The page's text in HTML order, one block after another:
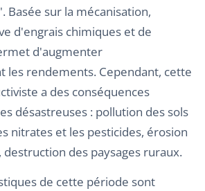
Basée sur la mécanisation,
d'engrais chimiques et de
d'augmenter
les rendements. Cependant, cette
a des conséquences
désastreuses : pollution des sols
nitrates et les pesticides, érosion
des paysages ruraux.
de cette période sont